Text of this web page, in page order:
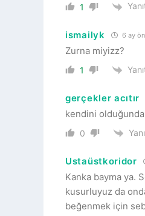
1
ismailyk 6 ay
Zurna miyizz?
1
gerçekler acıtır
kendini
0
Ustaüstkoridor
Kanka bayma ya.
kusurluyuz da
beğenmek için